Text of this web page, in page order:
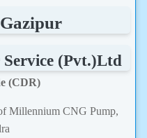
(Pvt.)Ltd
(CDR)
Millennium CNG Pump,